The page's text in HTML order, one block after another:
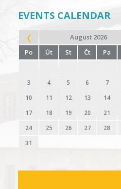
EVENTS CALENDAR
August 2026
Po
Út St Čt Pa
3
4 5 6 7
10
11 12 13 14
17
18 19 20 21
24
25 26 27 28
31